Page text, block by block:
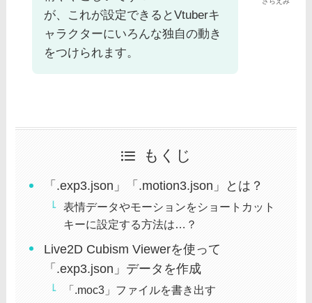
が、これが設定できるとVtuberキ
ャラクターにいろんな独自の動き
をつけられます。
もくじ
「.exp3.json」「.motion3.json」とは？
表情データやモーションをショートカット
キーに設定する方法は…？
Live2D Cubism Viewerを使って
「.exp3.json」データを作成
「.moc3」ファイルを書き出す